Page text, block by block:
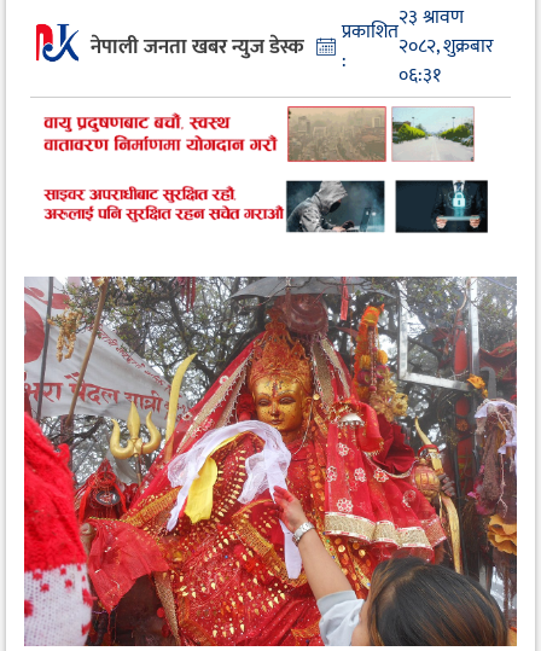
नेपाली जनता खबर न्युज डेस्क
प्रकाशित
:
२३ श्रावण
२०८२, शुक्रबार
०६:३१